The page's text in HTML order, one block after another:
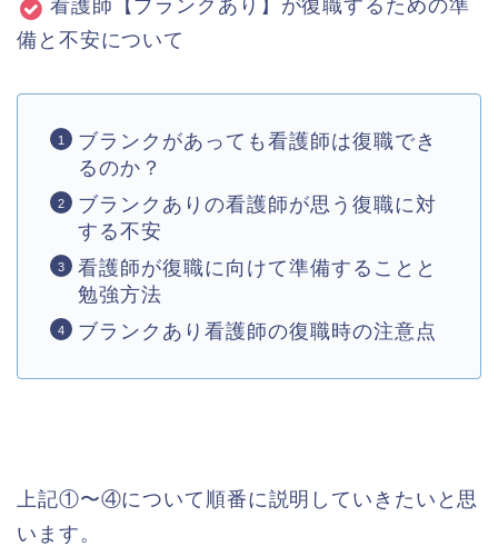
看護師【ブランクあり】が復職するための準
備と不安について
ブランクがあっても看護師は復職でき
るのか？
ブランクありの看護師が思う復職に対
する不安
看護師が復職に向けて準備することと
勉強方法
ブランクあり看護師の復職時の注意点
上記①〜④について順番に説明していきたいと思
います。